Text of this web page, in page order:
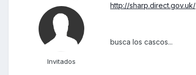
Invitados
http://sharp.direct.gov.uk/
busca los cascos...